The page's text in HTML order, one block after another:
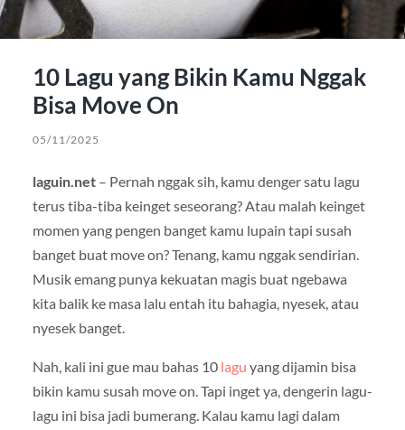
10 Lagu yang Bikin Kamu Nggak
Bisa Move On
05/11/2025
laguin.net– Pernah nggak sih, kamu denger satu lagu
terus tiba-tiba keinget seseorang? Atau malah keinget
momen yang pengen banget kamu lupain tapi susah
banget buat move on? Tenang, kamu nggak sendirian.
Musik emang punya kekuatan magis buat ngebawa
kita balik ke masa lalu entah itu bahagia, nyesek, atau
nyesek banget.
Nah, kali ini gue mau bahas 10 lagu yang dijamin bisa
bikin kamu susah move on. Tapi inget ya, dengerin lagu-
lagu ini bisa jadi bumerang. Kalau kamu lagi dalam